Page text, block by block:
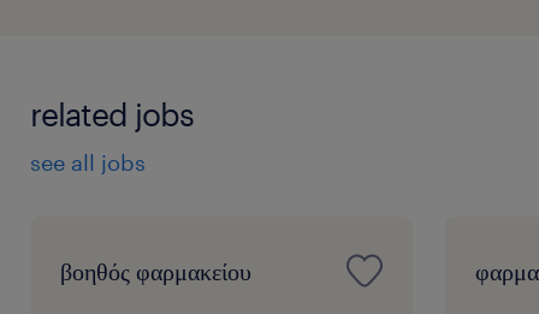
related jobs
see all jobs
βοηθός φαρμακείου